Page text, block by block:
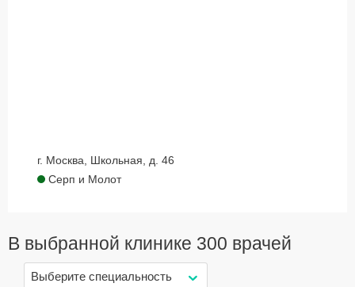
г. Москва, Школьная, д. 46
Серп и Молот
В выбранной клинике 300 врачей
Выберите специальность